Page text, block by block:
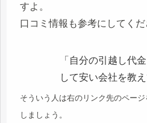
すよ。
口コミ情報も参考にしてくだ
「自分の引越し代
して安い会社を教え
そういう人は右のリンク先のペー
しましょう。